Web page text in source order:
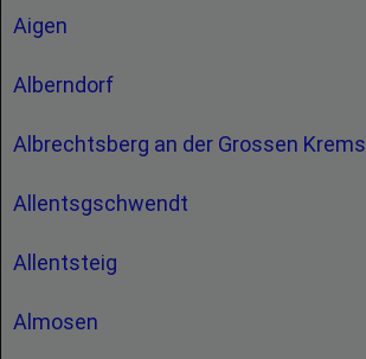
Aigen
Alberndorf
Albrechtsberg an der Grossen Krems
Allentsgschwendt
Allentsteig
Almosen